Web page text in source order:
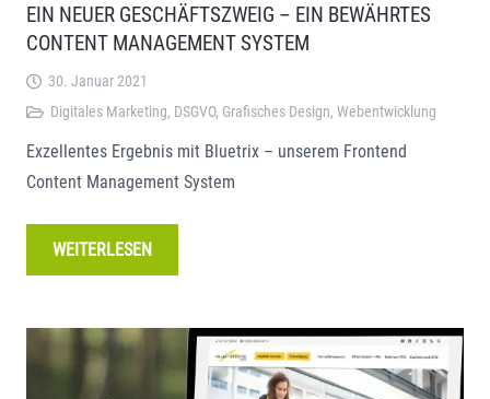
EIN NEUER GESCHÄFTSZWEIG – EIN BEWÄHRTES
CONTENT MANAGEMENT SYSTEM
30. Januar 2021
Digitales Marketing, DSGVO, Grafisches Design, Webentwicklung
Exzellentes Ergebnis mit Bluetrix – unserem Frontend
Content Management System
WEITERLESEN